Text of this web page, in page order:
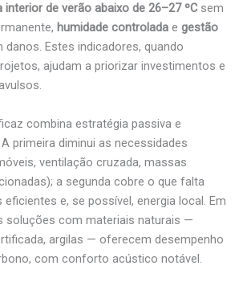
interior de verão abaixo de 26–27 ºC sem
humidade controlada e gestão
danos. Estes indicadores, quando
ajudam a priorizar investimentos e
combina estratégia passiva e
primeira diminui as necessidades
ventilação cruzada, massas
a segunda cobre o que falta
e, se possível, energia local. Em
soluções com materiais naturais —
argilas — oferecem desempenho
com conforto acústico notável.